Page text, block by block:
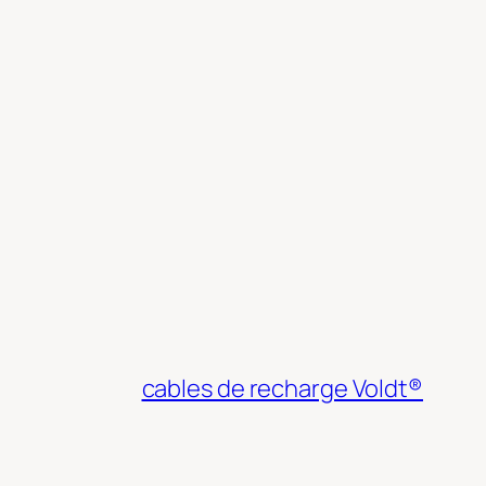
cables de recharge Voldt®